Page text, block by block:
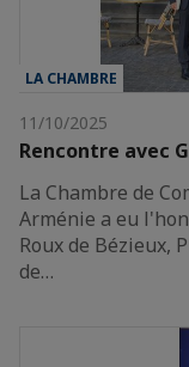
LA CHAMBRE
11/10/2025
Rencontre avec
La Chambre de
Arménie a eu
Roux de Bézieux,
de…